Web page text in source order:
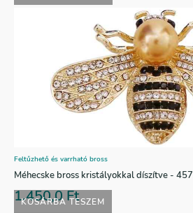
KOSÁRBA TESZEM
Feltűzhető és varrható bross
Méhecske bross kristályokkal díszítve - 457
1.450,0Ft